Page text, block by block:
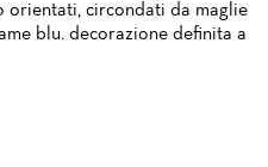
circondati da maglie
blu. decorazione definita a